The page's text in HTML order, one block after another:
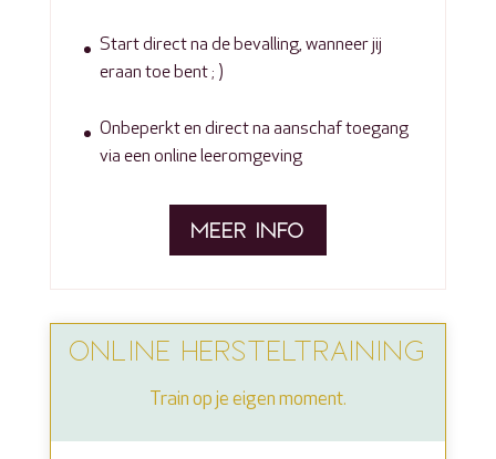
Start direct na de bevalling, wanneer jij
eraan toe bent ; )
Onbeperkt en direct na aanschaf toegang
via een online leeromgeving
MEER INFO
ONLINE HERSTELTRAINING
Train op je eigen moment.